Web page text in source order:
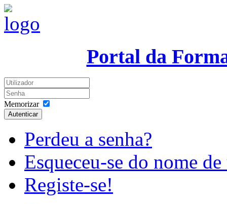
Portal da
Memorizar
Autenticar
Perdeu a senha?
Esqueceu-se do nome
Registe-se!